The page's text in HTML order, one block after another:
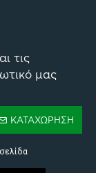
τις
μας
ΚΑΤΑΧΏΡΗΣΗ